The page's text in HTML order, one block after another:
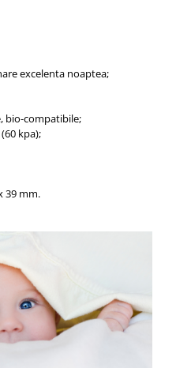
excelenta noaptea;
bio-compatibile;
kpa);
39 mm.